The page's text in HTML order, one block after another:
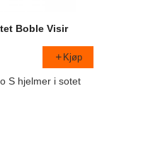
Boble Visir
Kjøp
S hjelmer i sotet